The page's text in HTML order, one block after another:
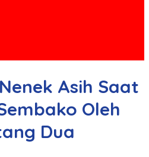
Asih Saat
Oleh
Dua